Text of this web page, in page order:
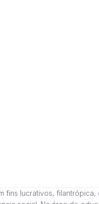
fins lucrativos,